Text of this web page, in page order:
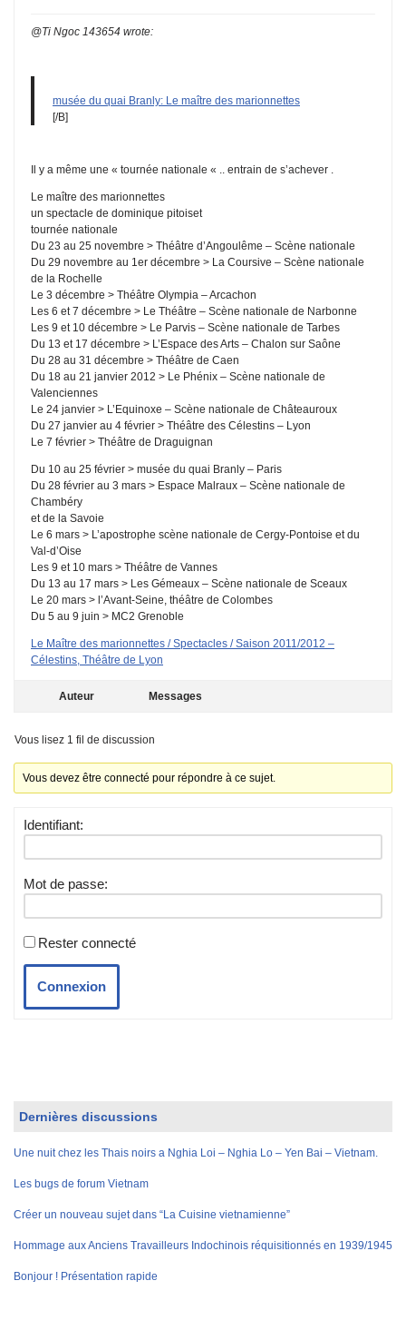
@Ti Ngoc 143654 wrote:
musée du quai Branly: Le maître des marionnettes
[/B]
Il y a même une « tournée nationale « .. entrain de s’achever .
Le maître des marionnettes
un spectacle de dominique pitoiset
tournée nationale
Du 23 au 25 novembre > Théâtre d’Angoulême – Scène nationale
Du 29 novembre au 1er décembre > La Coursive – Scène nationale
de la Rochelle
Le 3 décembre > Théâtre Olympia – Arcachon
Les 6 et 7 décembre > Le Théâtre – Scène nationale de Narbonne
Les 9 et 10 décembre > Le Parvis – Scène nationale de Tarbes
Du 13 et 17 décembre > L’Espace des Arts – Chalon sur Saône
Du 28 au 31 décembre > Théâtre de Caen
Du 18 au 21 janvier 2012 > Le Phénix – Scène nationale de
Valenciennes
Le 24 janvier > L’Equinoxe – Scène nationale de Châteauroux
Du 27 janvier au 4 février > Théâtre des Célestins – Lyon
Le 7 février > Théâtre de Draguignan
Du 10 au 25 février > musée du quai Branly – Paris
Du 28 février au 3 mars > Espace Malraux – Scène nationale de
Chambéry
et de la Savoie
Le 6 mars > L’apostrophe scène nationale de Cergy-Pontoise et du
Val-d’Oise
Les 9 et 10 mars > Théâtre de Vannes
Du 13 au 17 mars > Les Gémeaux – Scène nationale de Sceaux
Le 20 mars > l’Avant-Seine, théâtre de Colombes
Du 5 au 9 juin > MC2 Grenoble
Le Maître des marionnettes / Spectacles / Saison 2011/2012 –
Célestins, Théâtre de Lyon
Auteur Messages
Vous lisez 1 fil de discussion
Vous devez être connecté pour répondre à ce sujet.
Identifiant:
Mot de passe:
Rester connecté
Connexion
Dernières discussions
Une nuit chez les Thais noirs a Nghia Loi – Nghia Lo – Yen Bai – Vietnam.
Les bugs de forum Vietnam
Créer un nouveau sujet dans “La Cuisine vietnamienne”
Hommage aux Anciens Travailleurs Indochinois réquisitionnés en 1939/1945
Bonjour ! Présentation rapide